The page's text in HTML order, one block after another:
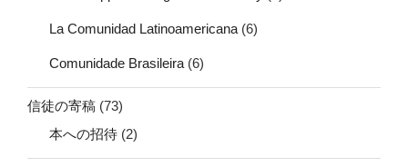
La Comunidad Latinoamericana (6)
Comunidade Brasileira (6)
信徒の寄稿 (73)
本への招待 (2)